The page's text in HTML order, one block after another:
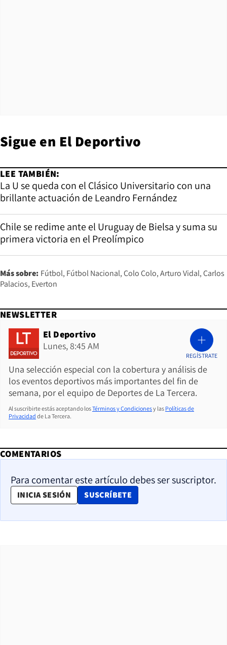
Sigue en El Deportivo
LEE TAMBIÉN:
La U se queda con el Clásico Universitario con una
brillante actuación de Leandro Fernández
Chile se redime ante el Uruguay de Bielsa y suma su
primera victoria en el Preolímpico
Más sobre: Fútbol Fútbol Nacional Colo Colo Arturo Vidal Carlos
Palacios Everton
NEWSLETTER
El Deportivo
Lunes, 8:45 AM
Una selección especial con la cobertura y análisis de
los eventos deportivos más importantes del fin de
semana, por el equipo de Deportes de La Tercera.
REGÍSTRATE
Al suscribirte estás aceptando losTérminos y Condicionesy las Políticas de
Privacidad de La Tercera.
COMENTARIOS
Para comentar este artículo debes ser suscriptor.
INICIA SESIÓN SUSCRÍBETE
OPENS IN NEW WINDOW